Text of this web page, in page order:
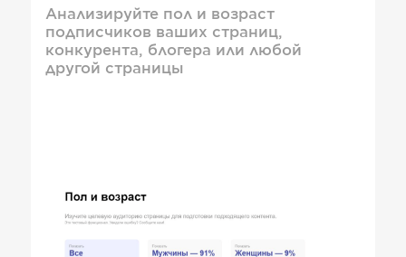
Анализируйте пол и возраст
подписчиков ваших страниц,
конкурента, блогера или любой
другой страницы